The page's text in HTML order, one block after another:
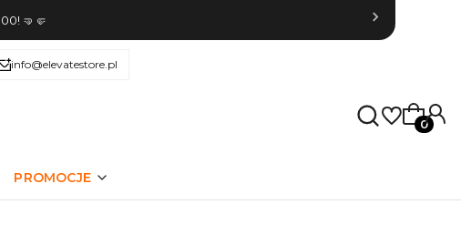
🤜🤛
info@elevatestore.pl
PROMOCJE